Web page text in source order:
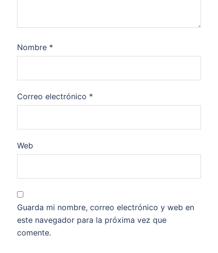
Nombre *
Correo electrónico *
Web
Guarda mi nombre, correo electrónico y web en
este navegador para la próxima vez que
comente.